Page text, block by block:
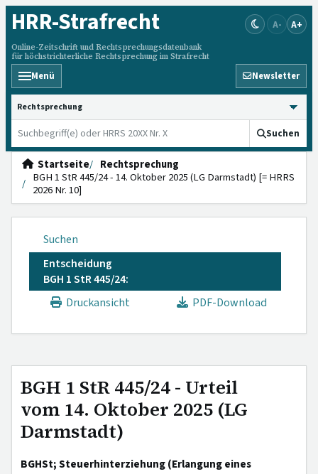
HRR-Strafrecht
Online-Zeitschrift und Rechtsprechungsdatenbank
für höchstrichterliche Rechtsprechung im Strafrecht
A- A+
Menü Newsletter
HRRS durchsuchen
Suchen
Startseite
Rechtsprechung
BGH 1 StR 445/24 - 14. Oktober 2025 (LG Darmstadt) [= HRRS
2026 Nr. 10]
Suchen
Entscheidung
BGH 1 StR 445/24:
Druckansicht
PDF-Download
BGH 1 StR 445/24 - Urteil
vom 14. Oktober 2025 (LG
Darmstadt)
BGHSt; Steuerhinterziehung (Erlangung eines